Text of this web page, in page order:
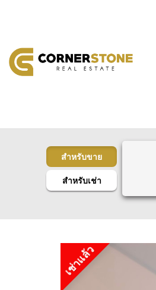
สำหรับขาย
สำหรับเช่า
เช่าแล้ว